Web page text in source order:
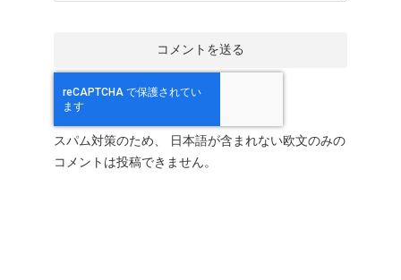
スパム対策のため、 日本語が含まれない欧文のみの
コメントは投稿できません。